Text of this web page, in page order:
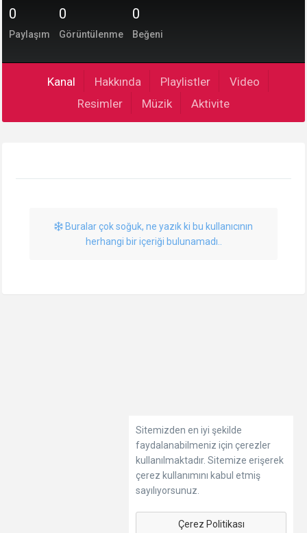
0
Paylaşım
0
Görüntülenme
0
Beğeni
Kanal Hakkında Playlistler
Video
Resimler
Müzik Aktivite
Buralar çok soğuk, ne yazık ki bu kullanıcının
herhangi bir içeriği bulunamadı..
Sitemizden en iyi şekilde
faydalanabilmeniz için çerezler
kullanılmaktadır. Sitemize erişerek
çerez kullanımını kabul etmiş
sayılıyorsunuz.
Çerez Politikası